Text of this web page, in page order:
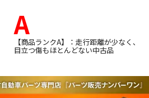
A
【商品ランクA】：走行距離が少なく、
目立つ傷もほとんどない中古品